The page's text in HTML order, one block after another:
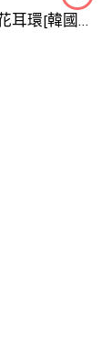
韓國製造-花花耳環[韓國手工耳環]